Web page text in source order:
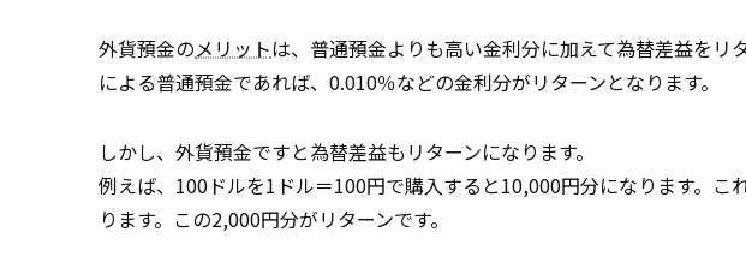
外貨預金のメリットは、普通預金よりも高い金利分に加えて為替差益をリ
による普通預金であれば、0.010％などの金利分がリターンとなります。
しかし、外貨預金ですと為替差益もリターンになります。
例えば、100ドルを1ドル＝100円で購入すると10,000円分になります。
ります。この2,000円分がリターンです。